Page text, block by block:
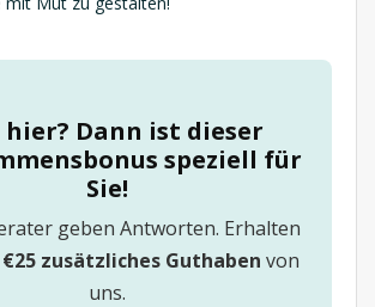
hier? Dann ist dieser
speziell für
Sie!
geben Antworten. Erhalten
€25 zusätzliches Guthaben von
uns.